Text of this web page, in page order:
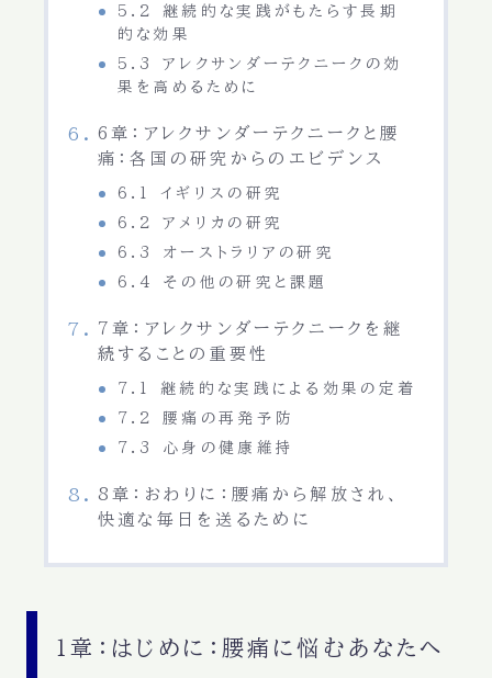
5.2 継続的な実践がもたらす長期
的な効果
5.3 アレクサンダーテクニークの効
果を高めるために
6章：アレクサンダーテクニークと腰
痛：各国の研究からのエビデンス
6.1 イギリスの研究
6.2 アメリカの研究
6.3 オーストラリアの研究
6.4 その他の研究と課題
7章：アレクサンダーテクニークを継
続することの重要性
7.1 継続的な実践による効果の定着
7.2 腰痛の再発予防
7.3 心身の健康維持
8章：おわりに：腰痛から解放され、
快適な毎日を送るために
1章：はじめに：腰痛に悩むあなたへ